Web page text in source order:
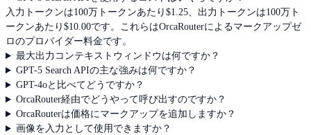
入力トークンは100万トークンあたり$1.25、出力トークンは100万ト
ークンあたり$10.00です。これらはOrcaRouterによるマークアップゼ
ロのプロバイダー料金です。
最大出力コンテキストウィンドウは何ですか？
GPT-5 Search APIの主な強みは何ですか？
GPT-4oと比べてどうですか？
OrcaRouter経由でどうやって呼び出すのですか？
OrcaRouterは価格にマークアップを追加しますか？
画像を入力として使用できますか？